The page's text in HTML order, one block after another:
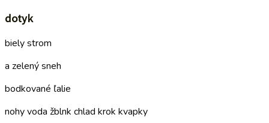
dotyk
biely strom
a zelený sneh
bodkované ľalie
nohy voda žblnk chlad krok kvapky